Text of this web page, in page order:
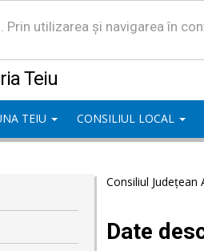
utilizarea și navigarea în
Teiu
TEIU CONSILIUL LOCAL
Consiliul Județean
Date